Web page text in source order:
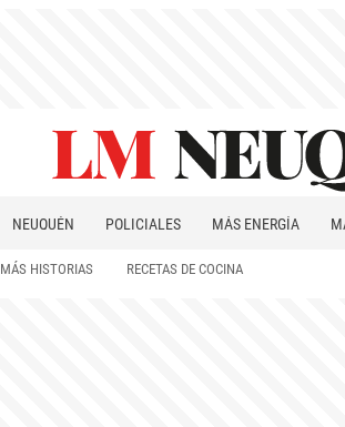
NEUQUÉN POLICIALES MÁS ENERGÍA
MÁS HISTORIAS RECETAS DE COCINA